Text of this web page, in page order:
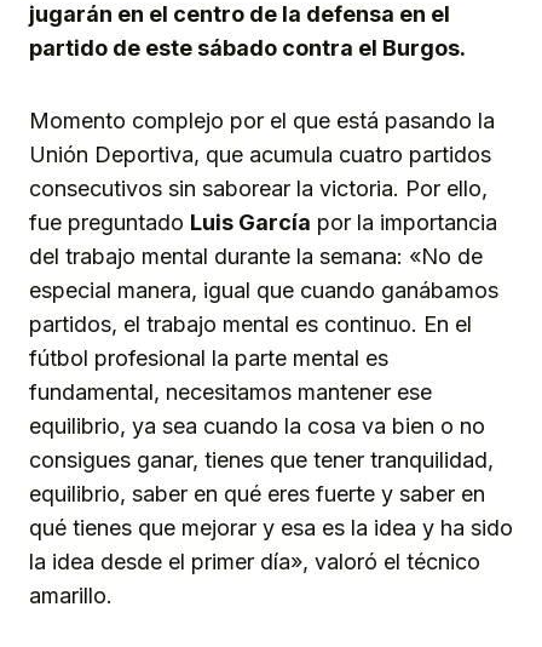
jugarán en el centro de la defensa en el
partido de este sábado contra el Burgos.
Momento complejo por el que está pasando la
Unión Deportiva, que acumula cuatro partidos
consecutivos sin saborear la victoria. Por ello,
fue preguntado Luis García por la importancia
del trabajo mental durante la semana: «No de
especial manera, igual que cuando ganábamos
partidos, el trabajo mental es continuo. En el
fútbol profesional la parte mental es
fundamental, necesitamos mantener ese
equilibrio, ya sea cuando la cosa va bien o no
consigues ganar, tienes que tener tranquilidad,
equilibrio, saber en qué eres fuerte y saber en
qué tienes que mejorar y esa es la idea y ha sido
la idea desde el primer día», valoró el técnico
amarillo.